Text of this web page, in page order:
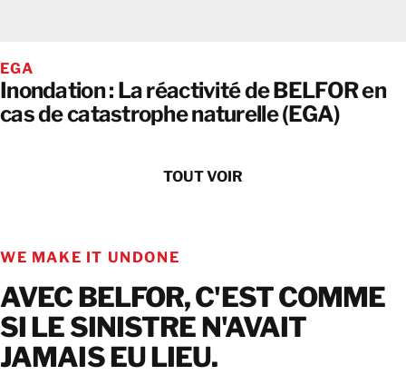
EGA
Inondation : La réactivité de BELFOR en
cas de catastrophe naturelle (EGA)
TOUT VOIR
WE MAKE IT UNDONE
AVEC BELFOR, C'EST COMME
SI LE SINISTRE N'AVAIT
JAMAIS EU LIEU.